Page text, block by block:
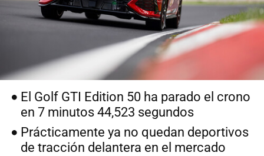
El Golf GTI Edition 50 ha parado el crono
en 7 minutos 44,523 segundos
Prácticamente ya no quedan deportivos
de tracción delantera en el mercado